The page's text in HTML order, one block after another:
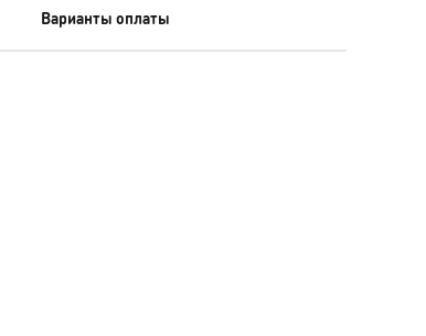
Варианты оплаты